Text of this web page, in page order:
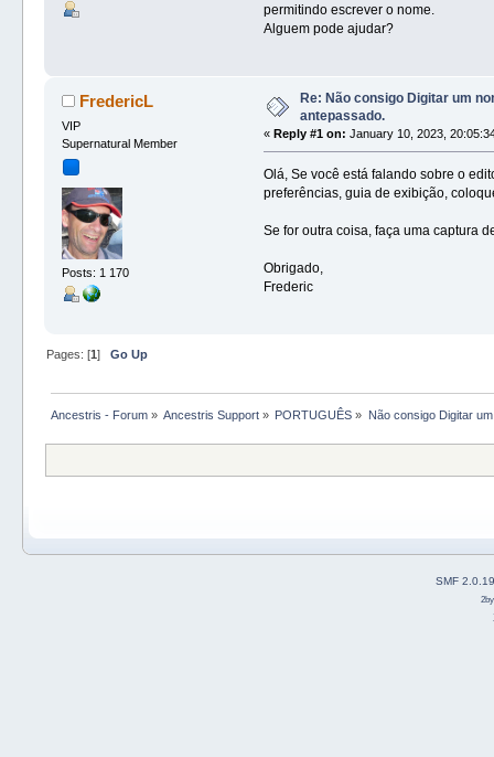
permitindo escrever o nome.
Alguem pode ajudar?
FredericL
VIP
Supernatural Member
Posts: 1 170
Re: Não consigo Digitar um
antepassado.
«Reply #1 on: January 10, 2023,
Olá, Se você está falando sobre o
preferências, guia de exibição,
Se for outra coisa, faça uma captura
Obrigado,
Frederic
Pages: [1 ] Go Up
Ancestris - Forum» Ancestris Support » PORTUGUÊS » Não consigo Digitar
SMF 2.0.19